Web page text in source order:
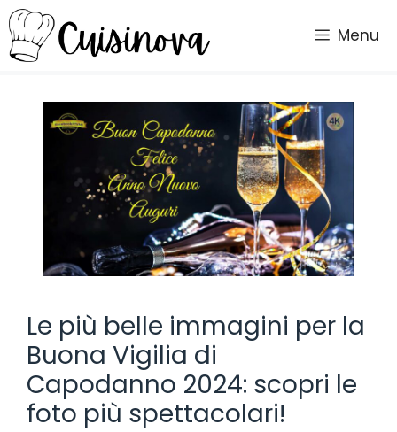
Vai
al
contenuto
Menu
Le più belle immagini per la
Buona Vigilia di
Capodanno 2024: scopri le
foto più spettacolari!